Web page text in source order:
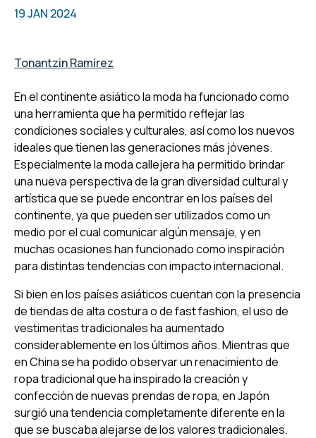
19 JAN 2024
Tonantzin Ramírez
En el continente asiático la moda ha funcionado como
una herramienta que ha permitido reflejar las
condiciones sociales y culturales, así como los nuevos
ideales que tienen las generaciones más jóvenes.
Especialmente la moda callejera ha permitido brindar
una nueva perspectiva de la gran diversidad cultural y
artística que se puede encontrar en los países del
continente, ya que pueden ser utilizados como un
medio por el cual comunicar algún mensaje, y en
muchas ocasiones han funcionado como inspiración
para distintas tendencias con impacto internacional.
Si bien en los países asiáticos cuentan con la presencia
de tiendas de alta costura o defast fashion, el uso de
vestimentas tradicionales ha aumentado
considerablemente en los últimos años. Mientras que
en China se ha podido observar un renacimiento de
ropa tradicional que ha inspirado la creación y
confección de nuevas prendas de ropa, en Japón
surgió una tendencia completamente diferente en la
que se buscaba alejarse de los valores tradicionales.